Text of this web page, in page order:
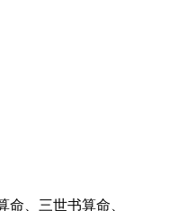
命、三世书算命、